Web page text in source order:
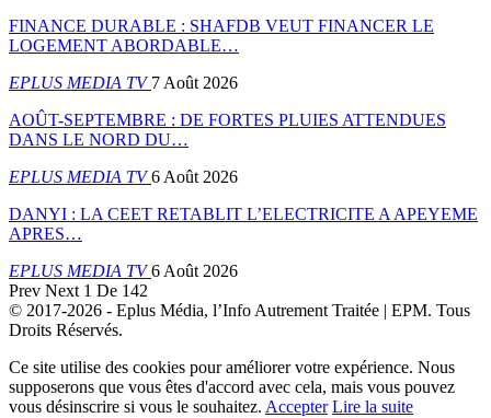
FINANCE DURABLE : SHAFDB VEUT FINANCER LE
LOGEMENT ABORDABLE…
EPLUS MEDIA TV7 Août 2026
AOÛT-SEPTEMBRE : DE FORTES PLUIES ATTENDUES
DANS LE NORD DU…
EPLUS MEDIA TV6 Août 2026
DANYI : LA CEET RETABLIT L’ELECTRICITE A APEYEME
APRES…
EPLUS MEDIA TV6 Août 2026
Prev Next 1 De 142
© 2017-2026 - Eplus Média, l’Info Autrement Traitée | EPM. Tous
Droits Réservés.
Ce site utilise des cookies pour améliorer votre expérience. Nous
supposerons que vous êtes d'accord avec cela, mais vous pouvez
vous désinscrire si vous le souhaitez. Accepter Lire la suite